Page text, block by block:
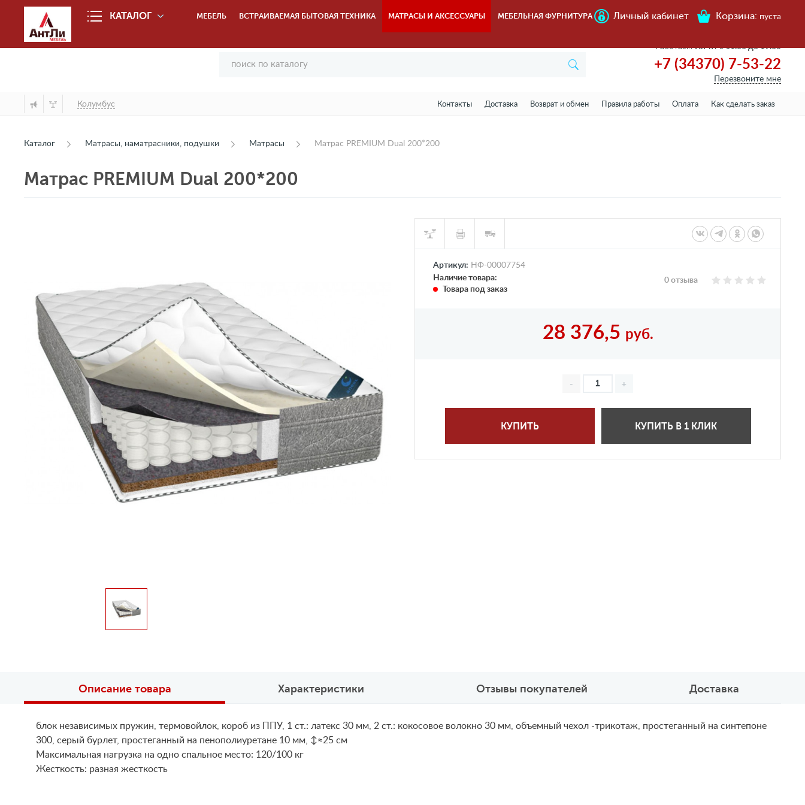
КАТАЛОГ МЕБЕЛЬ ВСТРАИВАЕМАЯ БЫТОВАЯ ТЕХНИКА МАТРАСЫ И АКСЕССУАРЫ МЕБЕЛЬНАЯ ФУРНИТУРА Личный кабинет Корзина: пуста
РаботаемПн-пт с 11.00 до 19.00
+7 (34370) 7-53-22
Перезвоните мне
Колумбус Контакты Доставка Возврат и обмен Правила работы Оплата Как сделать заказ
Каталог Матрасы, наматрасники, подушки Матрасы Матрас PREMIUM Dual 200*200
Матрас PREMIUM Dual 200*200
Артикул: НФ-00007754
Наличие товара:
Товара под заказ
0 отзыва
28 376,5 руб.
КУПИТЬ КУПИТЬ В 1 КЛИК
Описание товара Характеристики Отзывы покупателей Доставка
блок независимых пружин, термовойлок, короб из ППУ, 1 ст.: латекс 30 мм, 2 ст.: кокосовое волокно 30 мм, объемный чехол -трикотаж, простеганный на синтепоне
300, серый бурлет, простеганный на пенополиуретане 10 мм, ↕≈25 см
Maксимальная нагрузка на одно спальное место: 120/100 кг
Жесткость: разная жесткость